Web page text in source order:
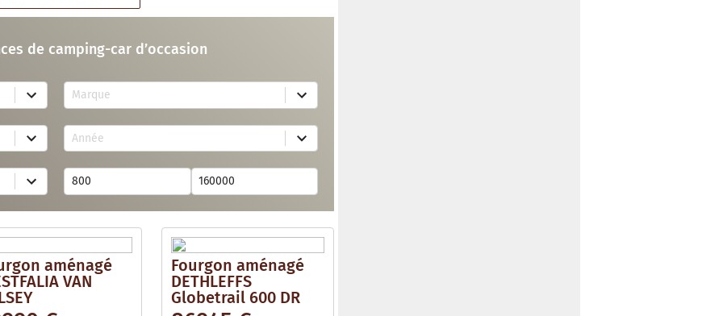
de camping-car d’occasion
Marque
7
r
t
a
i
a
b
l
Année
2
r
e
t
s
a
v
a
i
l
aménagé
VAN
Fourgon aménagé
DETHLEFFS
Globetrail 600 DR